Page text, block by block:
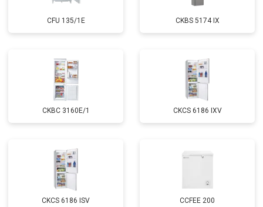
CFU 135/1E CKBS 5174 IX
CKBC 3160E/1 CKCS 6186 IXV
CKCS 6186 ISV CCFEE 200